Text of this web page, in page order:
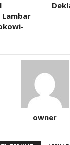
Lambar
owner